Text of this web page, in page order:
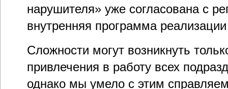
нарушителя» уже согласована с
внутренняя программа
Сложности могут возникнуть
привлечения в работу всех
однако мы умело с этим